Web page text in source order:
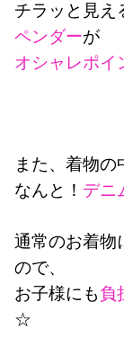
チラッと見え
ペンダーが
オシャレポイ
また、着物の
なんと！ デニ
通常のお着物
ので、
お子様にも負
☆